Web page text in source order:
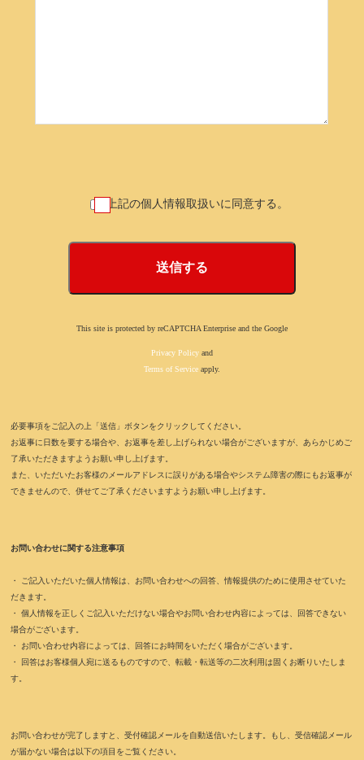
上記の個人情報取扱いに同意する。
This site is protected by reCAPTCHA Enterprise and the Google
Privacy Policy and
Terms of Service apply.
必要事項をご記入の上「送信」ボタンをクリックしてください。
お返事に日数を要する場合や、お返事を差し上げられない場合がございますが、あらかじめご
了承いただきますようお願い申し上げます。
また、いただいたお客様のメールアドレスに誤りがある場合やシステム障害の際にもお返事が
できませんので、併せてご了承くださいますようお願い申し上げます。
お問い合わせに関する注意事項
・ ご記入いただいた個人情報は、お問い合わせへの回答、情報提供のために使用させていた
だきます。
・ 個人情報を正しくご記入いただけない場合やお問い合わせ内容によっては、回答できない
場合がございます。
・ お問い合わせ内容によっては、回答にお時間をいただく場合がございます。
・ 回答はお客様個人宛に送るものですので、転載・転送等の二次利用は固くお断りいたしま
す。
お問い合わせが完了しますと、受付確認メールを自動送信いたします。もし、受信確認メール
が届かない場合は以下の項目をご覧ください。